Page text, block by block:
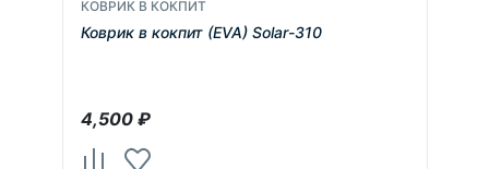
КОВРИК В КОКПИТ
Коврик в кокпит (EVA) Solar-310
4,500₽